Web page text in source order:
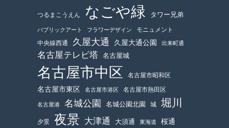
つるまこうえん なごや緑 タワー兄弟
パブリックアート フラワーデザイン
モニュメント
中央線西通
久屋大通 久屋大通公園 出来町通
名古屋テレビ塔 名古屋城
名古屋市中区 名古屋市昭和区
名古屋市東区 名古屋市港区 名古屋市熱田区
名古屋港 名城公園 名城公園北園 城 堀川
夕景 夜景 大津通 大須通 東海道 桜通